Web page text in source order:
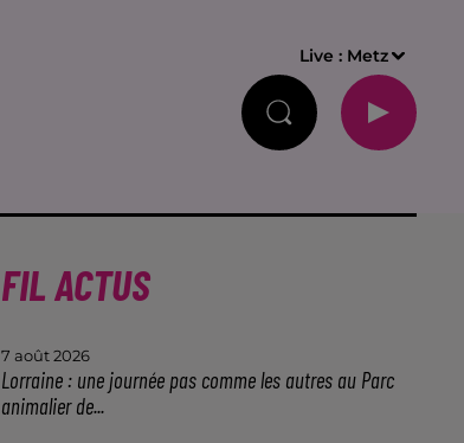
Live : Metz
FIL ACTUS
7 août 2026
Lorraine : une journée pas comme les autres au Parc
animalier de...